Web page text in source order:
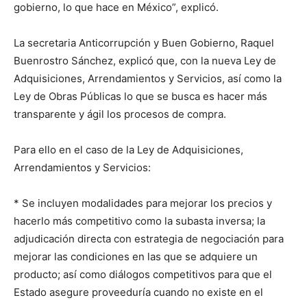
gobierno, lo que hace en México”, explicó.
La secretaria Anticorrupción y Buen Gobierno, Raquel
Buenrostro Sánchez, explicó que, con la nueva Ley de
Adquisiciones, Arrendamientos y Servicios, así como la
Ley de Obras Públicas lo que se busca es hacer más
transparente y ágil los procesos de compra.
Para ello en el caso de la Ley de Adquisiciones,
Arrendamientos y Servicios:
* Se incluyen modalidades para mejorar los precios y
hacerlo más competitivo como la subasta inversa; la
adjudicación directa con estrategia de negociación para
mejorar las condiciones en las que se adquiere un
producto; así como diálogos competitivos para que el
Estado asegure proveeduría cuando no existe en el